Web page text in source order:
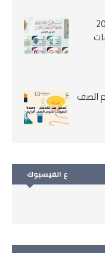
2026
الصف
ع الفيسبوك